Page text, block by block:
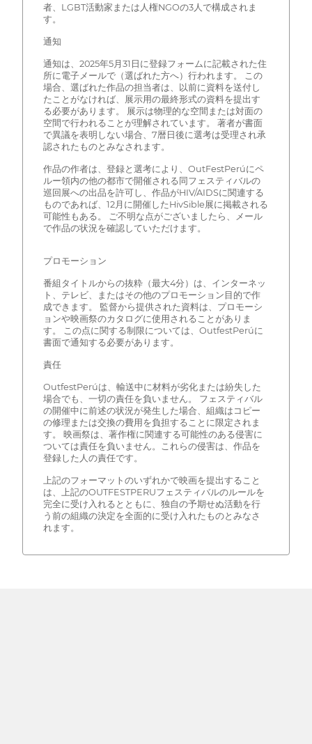
者、LGBT活動家または人権NGOの3人で構成されま
す。
通知
通知は、2025年5月31日に登録フォームに記載された住
所に電子メールで（選ばれた方へ）行われます。 この
場合、選ばれた作品の担当者は、以前に資料を送付し
たことがなければ、展示用の最終形式の資料を提出す
る必要があります。 展示は物理的な空間または対面の
空間で行われることが理解されています。 著者が書面
で異議を表明しない場合、7暦日後に選考は受理され承
認されたものとみなされます。
作品の作者は、登録と選考により、OutFestPerúにペ
ルー領内の他の都市で開催される同フェスティバルの
巡回展への出品を許可し、作品がHIV/AIDSに関連する
ものであれば、12月に開催したHivSible展に掲載される
可能性もある。 ご不明な点がございましたら、メール
で作品の状況を確認していただけます。
プロモーション
番組タイトルからの抜粋（最大4分）は、インターネッ
ト、テレビ、またはその他のプロモーション目的で作
成できます。 監督から提供された資料は、プロモーシ
ョンや映画祭のカタログに使用されることがありま
す。 この点に関する制限については、OutfestPerúに
書面で通知する必要があります。
責任
OutfestPerúは、輸送中に材料が劣化または紛失した
場合でも、一切の責任を負いません。 フェスティバル
の開催中に前述の状況が発生した場合、組織はコピー
の修理または交換の費用を負担することに限定されま
す。 映画祭は、著作権に関連する可能性のある侵害に
ついては責任を負いません。これらの侵害は、作品を
登録した人の責任です。
上記のフォーマットのいずれかで映画を提出すること
は、上記のOUTFESTPERUフェスティバルのルールを
完全に受け入れるとともに、独自の予期せぬ活動を行
う前の組織の決定を全面的に受け入れたものとみなさ
れます。